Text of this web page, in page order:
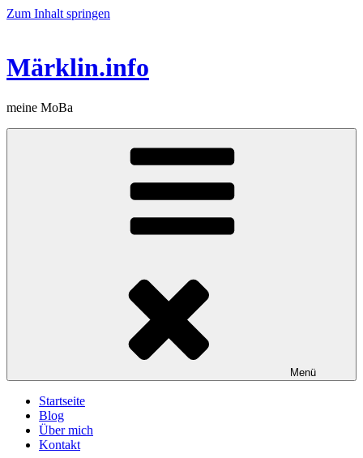
Zum Inhalt springen
Märklin.info
meine MoBa
Menü
Startseite
Blog
Über mich
Kontakt